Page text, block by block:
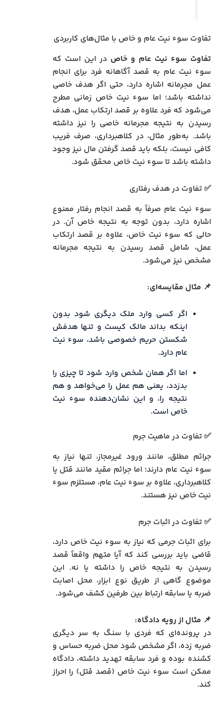
تفاوت سوء نیت عام و خاص با مثال‌های کاربردی
تفاوت سوء نیت عام و خاص در این است که
سوء نیت عام به قصد آگاهانه فرد برای انجام
عمل مجرمانه اشاره دارد، حتی اگر هدف خاصی
نداشته باشد؛ اما سوء نیت خاص زمانی مطرح
می‌شود که فرد علاوه بر قصد ارتکاب عمل، هدف
رسیدن به نتیجه مجرمانه خاصی را نیز داشته
باشد. به‌طور مثال، در کلاهبرداری، صرف فریب
کافی نیست، بلکه باید قصد گرفتن مال نیز وجود
داشته باشد تا سوء نیت خاص محقق شود.
✅ تفاوت در هدف رفتاری
سوء نیت عام صرفاً به قصد انجام رفتار ممنوع
اشاره دارد، بدون توجه به نتیجه خاص آن. در
حالی که سوء نیت خاص، علاوه بر قصد ارتکاب
عمل، شامل قصد رسیدن به نتیجه مجرمانه
مشخص نیز می‌شود.
📌 مثال مقایسه‌ای:
اگر کسی وارد ملک دیگری شود بدون
اینکه بداند مالک کیست و تنها هدفش
شکستن حریم خصوصی باشد، سوء نیت
عام دارد.
اما اگر همان شخص وارد شود تا چیزی را
بدزدد، یعنی هم عمل را می‌خواهد و هم
نتیجه را، و این نشان‌دهنده سوء نیت
خاص است.
✅ تفاوت در ماهیت جرم
جرائم مطلق، مانند ورود غیرمجاز، تنها نیاز به
سوء نیت عام دارند؛ اما جرائم مقید مانند قتل یا
کلاهبرداری، علاوه بر سوء نیت عام، مستلزم سوء
نیت خاص نیز هستند.
✅ تفاوت در اثبات جرم
برای اثبات جرمی که نیاز به سوء نیت خاص دارد،
قاضی باید بررسی کند که آیا متهم واقعاً قصد
رسیدن به نتیجه خاص را داشته یا نه. این
موضوع گاهی از طریق نوع ابزار، محل اصابت
ضربه یا سابقه ارتباط بین طرفین کشف می‌شود.
📌 مثال از رویه دادگاه:
در پرونده‌ای که فردی با سنگ به سر دیگری
ضربه زده، اگر مشخص شود محل ضربه حساس و
کشنده بوده و فرد سابقه تهدید داشته، دادگاه
ممکن است سوء نیت خاص (قصد قتل) را احراز
کند.